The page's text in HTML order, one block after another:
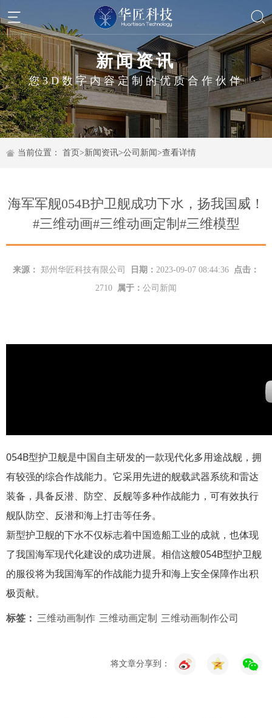
新闻资讯
您3D数字内容定制的优质合作伙伴
当前位置： 首页>新闻资讯>公司新闻>查看详情
海军军舰054B护卫舰成功下水，扬我国威！
#三维动画#三维动画定制#三维模型
来源： 郑州华匠科技有限公司 日期： 2023-09-07 08:44:36
点击：
2710
属于： 公司新闻
054B型护卫舰是中国自主研发的一款现代化多用途战舰，拥
有较强的综合作战能力。它采用先进的舰载武器系统和雷达
装备，具备反潜、防空、反舰等多种作战能力，可有效执行
舰队防空、反潜和海上打击等任务。
新型护卫舰的下水不仅标志着中国造船工业的成就，也体现
了我国海军现代化建设的成功进展。相信这艘054B型护卫舰
的服役将为我国海军的作战能力提升和海上安全保障作出积
极贡献。
标签： 三维动画制作 三维动画定制 三维动画制作公司
将文章分享到：